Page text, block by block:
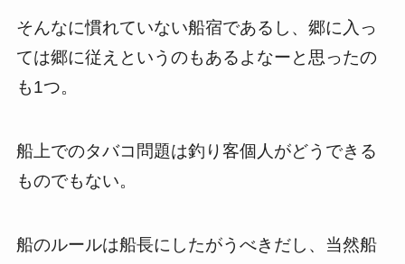
そんなに慣れていない船宿であるし、郷に入っ
ては郷に従えというのもあるよなーと思ったの
も1つ。
船上でのタバコ問題は釣り客個人がどうできる
ものでもない。
船のルールは船長にしたがうべきだし、当然船